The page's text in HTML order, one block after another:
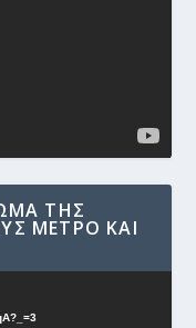
ΤΗΣ
ΜΕΤΡΟ ΚΑΙ